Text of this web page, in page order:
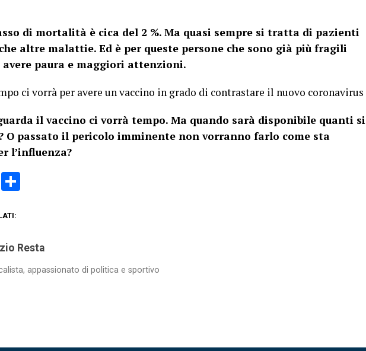
di mortalità è cica del 2 %. Ma quasi sempre si tratta di pazienti
altre malattie. Ed è per queste persone che sono già più fragili
avere paura e maggiori attenzioni.
ci vorrà per avere un vaccino in grado di contrastare il nuovo coronavirus
il vaccino ci vorrà tempo. Ma quando sarà disponibile quanti si
O passato il pericolo imminente non vorranno farlo come sta
l’influenza?
Email
Resta
appassionato di politica e sportivo